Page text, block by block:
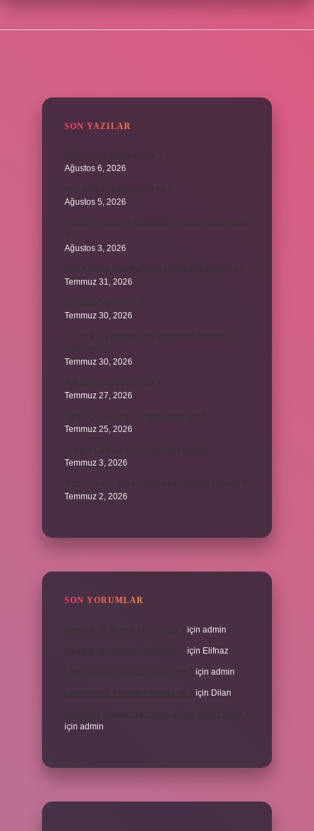
SON YAZILAR
Burs hangi tarihte kesilir ?
Ağustos 6, 2026
Avcı böreği fırında pişer mi ?
Ağustos 5, 2026
6 aylık bir bebeğe balkabağı çorbası nasıl yapılır
?
Ağustos 3, 2026
Sen Ağlama İstanbul’daki şarkıyı kim söylüyor ?
Temmuz 31, 2026
Itır yaprağı yenir mi ?
Temmuz 30, 2026
40 bin İhlâs okurken her defasında besmele
Temmuz 30, 2026
Temmuz 27, 2026
Temmuz 25, 2026
Temmuz 3, 2026
Titanyum mu daha sağlam paslanmaz çelik mi ?
Temmuz 2, 2026
SON YORUMLAR
için admin
için Elifnaz
için admin
için Dilan
için admin